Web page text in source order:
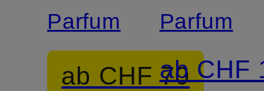
Parfum
ab CHF 70
Parfum
ab CHF